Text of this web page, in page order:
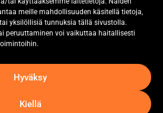
meille mahdollisuuden käsitellä tietoja,
yksilöllisiä tunnuksia tällä sivustolla.
peruuttaminen voi vaikuttaa haitallisesti
Hyväksy
Kiellä